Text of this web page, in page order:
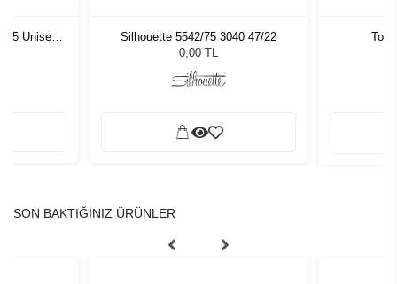
55 Unisex
Silhouette 5542/75 3040 47/22
0,00 TL
Tom
SON BAKTIĞINIZ ÜRÜNLER